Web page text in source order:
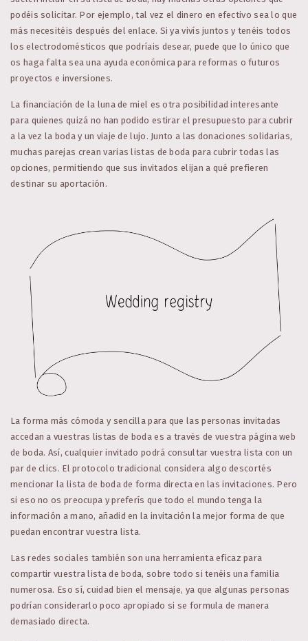
podéis solicitar. Por ejemplo, tal vez el dinero en efectivo sea lo que
más necesitéis después del enlace. Si ya vivís juntos y tenéis todos
los electrodomésticos que podríais desear, puede que lo único que
os haga falta sea una ayuda económica para reformas o futuros
proyectos e inversiones.
La financiación de la luna de miel es otra posibilidad interesante
para quienes quizá no han podido estirar el presupuesto para cubrir
a la vez la boda y un viaje de lujo. Junto a las donaciones solidarias,
muchas parejas crean varias listas de boda para cubrir todas las
opciones, permitiendo que sus invitados elijan a qué prefieren
destinar su aportación.
La forma más cómoda y sencilla para que las personas invitadas
accedan a vuestras listas de boda es a través de vuestra página web
de boda. Así, cualquier invitado podrá consultar vuestra lista con un
par de clics. El protocolo tradicional considera algo descortés
mencionar la lista de boda de forma directa en las invitaciones. Pero
si eso no os preocupa y preferís que todo el mundo tenga la
información a mano, añadid en la invitación la mejor forma de que
puedan encontrar vuestra lista.
Las redes sociales también son una herramienta eficaz para
compartir vuestra lista de boda, sobre todo si tenéis una familia
numerosa. Eso sí, cuidad bien el mensaje, ya que algunas personas
podrían considerarlo poco apropiado si se formula de manera
demasiado directa.